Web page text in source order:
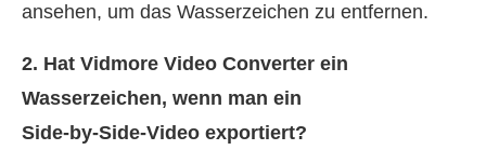
ansehen, um das Wasserzeichen zu entfernen.
2. Hat Vidmore Video Converter ein
Wasserzeichen, wenn man ein
Side‑by‑Side‑Video exportiert?